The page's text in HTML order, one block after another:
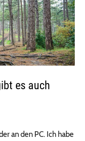
es auch
an den PC. Ich habe